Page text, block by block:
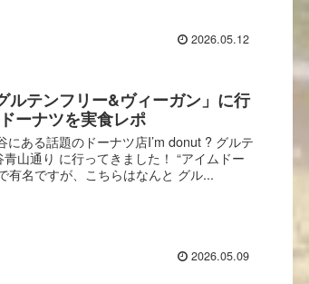
2026.05.12
ルテンフリー&ヴィーガン」に行
ーナツを実食レポ
にある話題のドーナツ店I’m donut ? グルテ
山通り に行ってきました！ “アイムドー
有名ですが、こちらはなんと グル...
2026.05.09